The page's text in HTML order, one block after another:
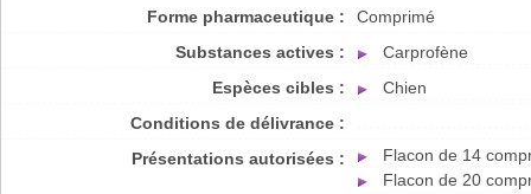
Forme pharmaceutique :
Comprimé
Substances actives :
Carprofène
Espèces cibles :
Chien
Conditions de délivrance :
Présentations autorisées :
Flacon de 14
Flacon de 20